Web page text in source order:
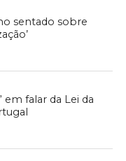
sentado sobre
em falar da Lei da